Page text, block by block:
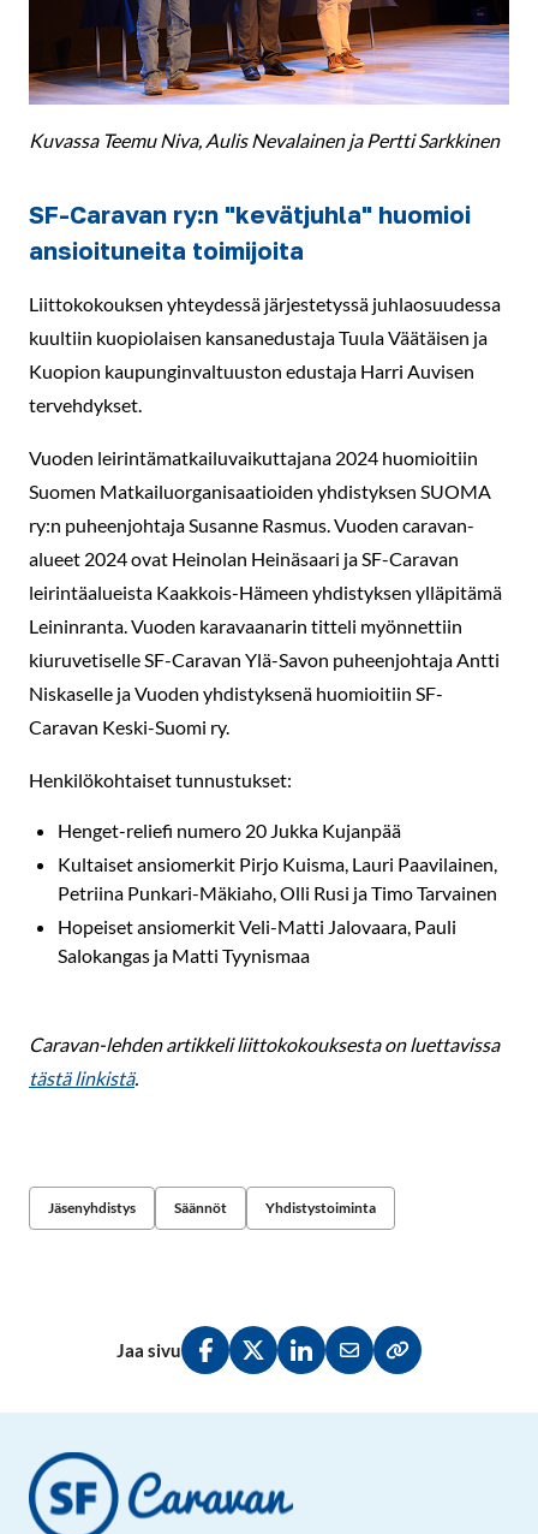
Kuvassa Teemu Niva, Aulis Nevalainen ja Pertti Sarkkinen
SF-Caravan ry:n "kevätjuhla" huomioi
ansioituneita toimijoita
Liittokokouksen yhteydessä järjestetyssä juhlaosuudessa
kuultiin kuopiolaisen kansanedustaja Tuula Väätäisen ja
Kuopion kaupunginvaltuuston edustaja Harri Auvisen
tervehdykset.
Vuoden leirintämatkailuvaikuttajana 2024 huomioitiin
Suomen Matkailuorganisaatioiden yhdistyksen SUOMA
ry:n puheenjohtaja Susanne Rasmus. Vuoden caravan-
alueet 2024 ovat Heinolan Heinäsaari ja SF-Caravan
leirintäalueista Kaakkois-Hämeen yhdistyksen ylläpitämä
Leininranta. Vuoden karavaanarin titteli myönnettiin
kiuruvetiselle SF-Caravan Ylä-Savon puheenjohtaja Antti
Niskaselle ja Vuoden yhdistyksenä huomioitiin SF-
Caravan Keski-Suomi ry.
Henkilökohtaiset tunnustukset:
Henget-reliefi numero 20 Jukka Kujanpää
Kultaiset ansiomerkit Pirjo Kuisma, Lauri Paavilainen,
Petriina Punkari-Mäkiaho, Olli Rusi ja Timo Tarvainen
Hopeiset ansiomerkit Veli-Matti Jalovaara, Pauli
Salokangas ja Matti Tyynismaa
Caravan-lehden artikkeli liittokokouksesta on luettavissa
tästä linkistä.
Jäsenyhdistys Säännöt Yhdistystoiminta
Jaa sivu
Jaa Facebookissa
Jaa Twitterissä
Jaa LinkedInissä
Jaa sähköpostitse
Kopioi linkki